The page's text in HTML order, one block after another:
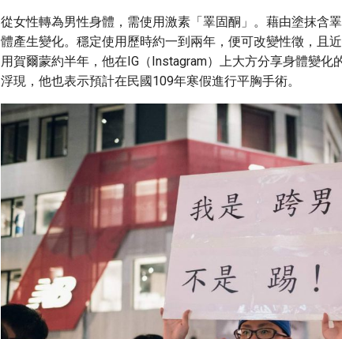
從女性轉為男性身體，需使用激素「睪固酮」。藉由塗抹含
體產生變化。穩定使用歷時約一到兩年，便可改變性徵，且
用賀爾蒙約半年，他在IG（Instagram）上大方分享身體變化
浮現，他也表示預計在民國109年寒假進行平胸手術。